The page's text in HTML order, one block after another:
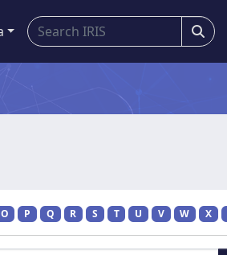
O P Q R S T U V W X